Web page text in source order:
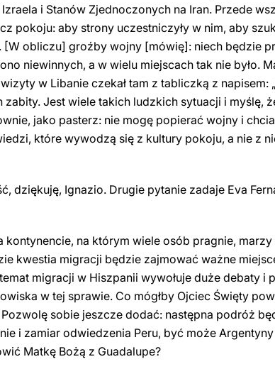
i Stanów Zjednoczonych na Iran. Przede
pokoju: aby strony uczestniczyły w nim, aby
[W obliczu] groźby wojny [mówię]: niech będzie
niewinnych, a w wielu miejscach tak nie było.
w Libanie czekał tam z tabliczką z napisem:
zabity. Jest wiele takich ludzkich sytuacji i myślę,
jako pasterz: nie mogę popierać wojny i
które wywodzą się z kultury pokoju, a nie z
dziękuję, Ignazio. Drugie pytanie zadaje Eva
kontynencie, na którym wiele osób pragnie,
kwestia migracji będzie zajmować ważne
migracji w Hiszpanii wywołuje duże debaty i
w tej sprawie. Co mógłby Ojciec Święty
sobie jeszcze dodać: następna podróż
i zamiar odwiedzenia Peru, być może
Matkę Bożą z Guadalupe?